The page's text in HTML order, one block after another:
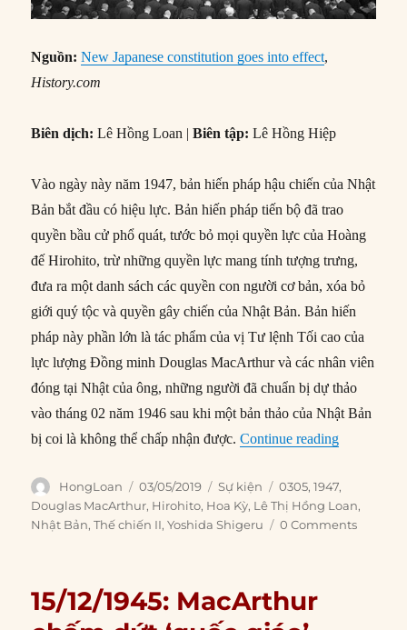
Nguồn: New Japanese constitution goes into effect,
History.com
Biên dịch: Lê Hồng Loan |Biên tập:Lê Hồng Hiệp
Vào ngày này năm 1947, bản hiến pháp hậu chiến của Nhật
Bản bắt đầu có hiệu lực. Bản hiến pháp tiến bộ đã trao
quyền bầu cử phổ quát, tước bỏ mọi quyền lực của Hoàng
đế Hirohito, trừ những quyền lực mang tính tượng trưng, ​​
đưa ra một danh sách các quyền con người cơ bản, xóa bỏ
giới quý tộc và quyền gây chiến của Nhật Bản. Bản hiến
pháp này phần lớn là tác phẩm của vị Tư lệnh Tối cao của
lực lượng Đồng minh Douglas MacArthur và các nhân viên
đóng tại Nhật của ông, những người đã chuẩn bị dự thảo
vào tháng 02 năm 1946 sau khi một bản thảo của Nhật Bản
bị coi là không thể chấp nhận được.Continue reading“03/05/
Author
HongLoan
Posted
on
03/05/2019 Categories
Sự kiện Tags
0305,1947,
Douglas MacArthur, Hirohito, Hoa Kỳ, Lê Thị Hồng Loan,
Nhật Bản,Thế chiến II,Yoshida Shigeru 0 Comments
15/12/1945: MacArthur